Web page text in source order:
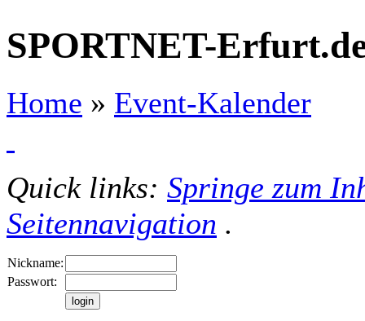
SPORTNET-
Home » Event-Kalender
Quick links: Springe zum
Seitennavigation .
Nickname:
Passwort: